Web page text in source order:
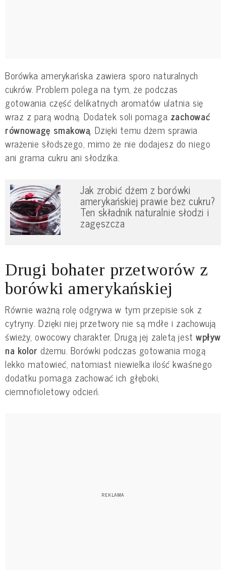
Borówka amerykańska zawiera sporo naturalnych
cukrów. Problem polega na tym, że podczas
gotowania część delikatnych aromatów ulatnia się
wraz z parą wodną. Dodatek soli pomaga zachować
równowagę smakową. Dzięki temu dżem sprawia
wrażenie słodszego, mimo że nie dodajesz do niego
ani grama cukru ani słodzika.
Jak zrobić dżem z borówki
amerykańskiej prawie bez cukru?
Ten składnik naturalnie słodzi i
zagęszcza
Drugi bohater przetworów z
borówki amerykańskiej
Równie ważną rolę odgrywa w tym przepisie sok z
cytryny. Dzięki niej przetwory nie są mdłe i zachowują
świeży, owocowy charakter. Drugą jej zaletą jestwpływ
na kolor dżemu. Borówki podczas gotowania mogą
lekko matowieć, natomiast niewielka ilość kwaśnego
dodatku pomaga zachować ich głęboki,
ciemnofioletowy odcień.